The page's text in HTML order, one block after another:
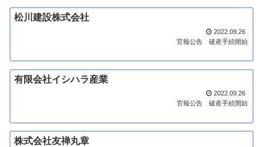
松川建設株式会社
2022.09.26
官報公告
破産手続開始
有限会社イシハラ産業
2022.09.26
官報公告
破産手続開始
株式会社友禅丸章